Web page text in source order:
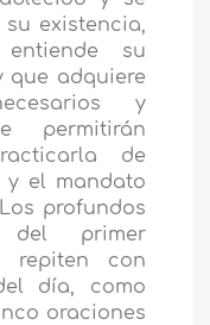
existencia,
su
que adquiere
y
permitirán
de
y el mandato
Los profundos
del primer
repiten con
día, como
oraciones